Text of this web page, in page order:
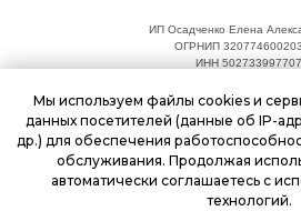
web-
Разработка сайта
ИП Осадченко Елена
ОГРНИП
ИНН 502733997707
hello@umnyeludi.ru
Режим работы: ежедневно
Мы используем файлы cookies и
данных посетителей (данные об IP-
др.) для обеспечения
обслуживания. Продолжая
автоматически соглашаетесь с
технологий.